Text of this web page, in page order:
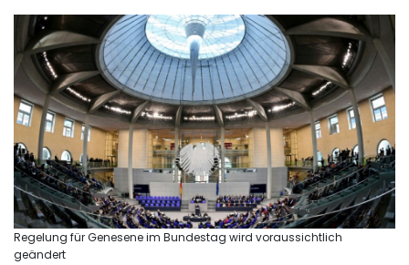
Regelung für Genesene im Bundestag wird voraussichtlich
geändert